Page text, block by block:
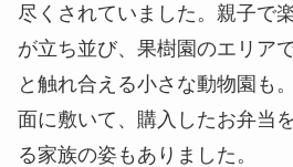
尽くされていました。親子で
が立ち並び、果樹園のエリア
と触れ合える小さな動物園も
面に敷いて、購入したお弁当
る家族の姿もありました。